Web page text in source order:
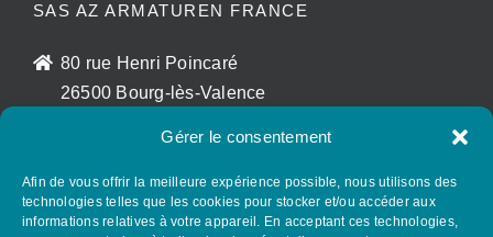
Gérer le consentement
Afin de vous offrir la meilleure expérience possible, nous utilisons des
technologies telles que les cookies pour stocker et/ou accéder aux
informations relatives à votre appareil. En acceptant ces technologies,
SAS AZ ARMATUREN FRANCE
80 rue Henri Poincaré
26500 Bourg-lès-Valence
+33 (0)7 72 25 48 56